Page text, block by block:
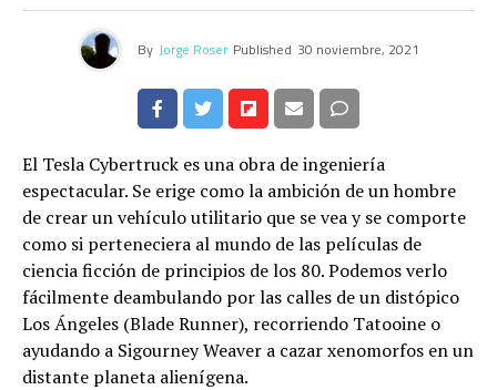
By Jorge Roser Published 30 noviembre, 2021
El Tesla Cybertruck es una obra de ingeniería
espectacular. Se erige como la ambición de un hombre
de crear un vehículo utilitario que se vea y se comporte
como si perteneciera al mundo de las películas de
ciencia ficción de principios de los 80. Podemos verlo
fácilmente deambulando por las calles de un distópico
Los Ángeles (Blade Runner), recorriendo Tatooine o
ayudando a Sigourney Weaver a cazar xenomorfos en un
distante planeta alienígena.